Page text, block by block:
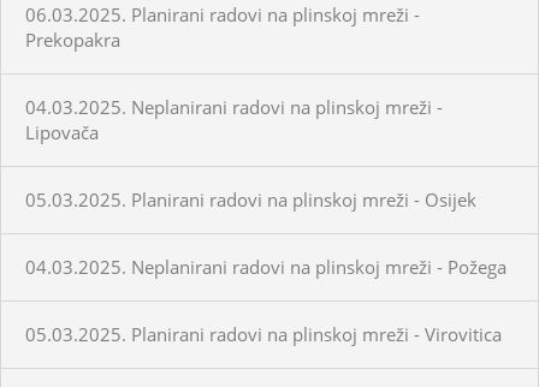
06.03.2025. Planirani radovi na plinskoj mreži -
Prekopakra
04.03.2025. Neplanirani radovi na plinskoj mreži -
Lipovača
05.03.2025. Planirani radovi na plinskoj mreži - Osijek
04.03.2025. Neplanirani radovi na plinskoj mreži - Požega
05.03.2025. Planirani radovi na plinskoj mreži - Virovitica